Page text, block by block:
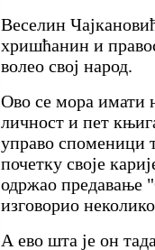
Веселин
хришћанин и
волео свој народ.
Ово се мора имати
личност и пет
управо споменици
почетку своје
одржао предавање
изговорио
А ево шта је он